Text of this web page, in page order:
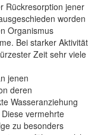
Rückresorption jener
worden
Organismus
Bei starker Aktivität
Zeit sehr viele
jenen
deren
Wasseranziehung
vermehrte
zu besonders